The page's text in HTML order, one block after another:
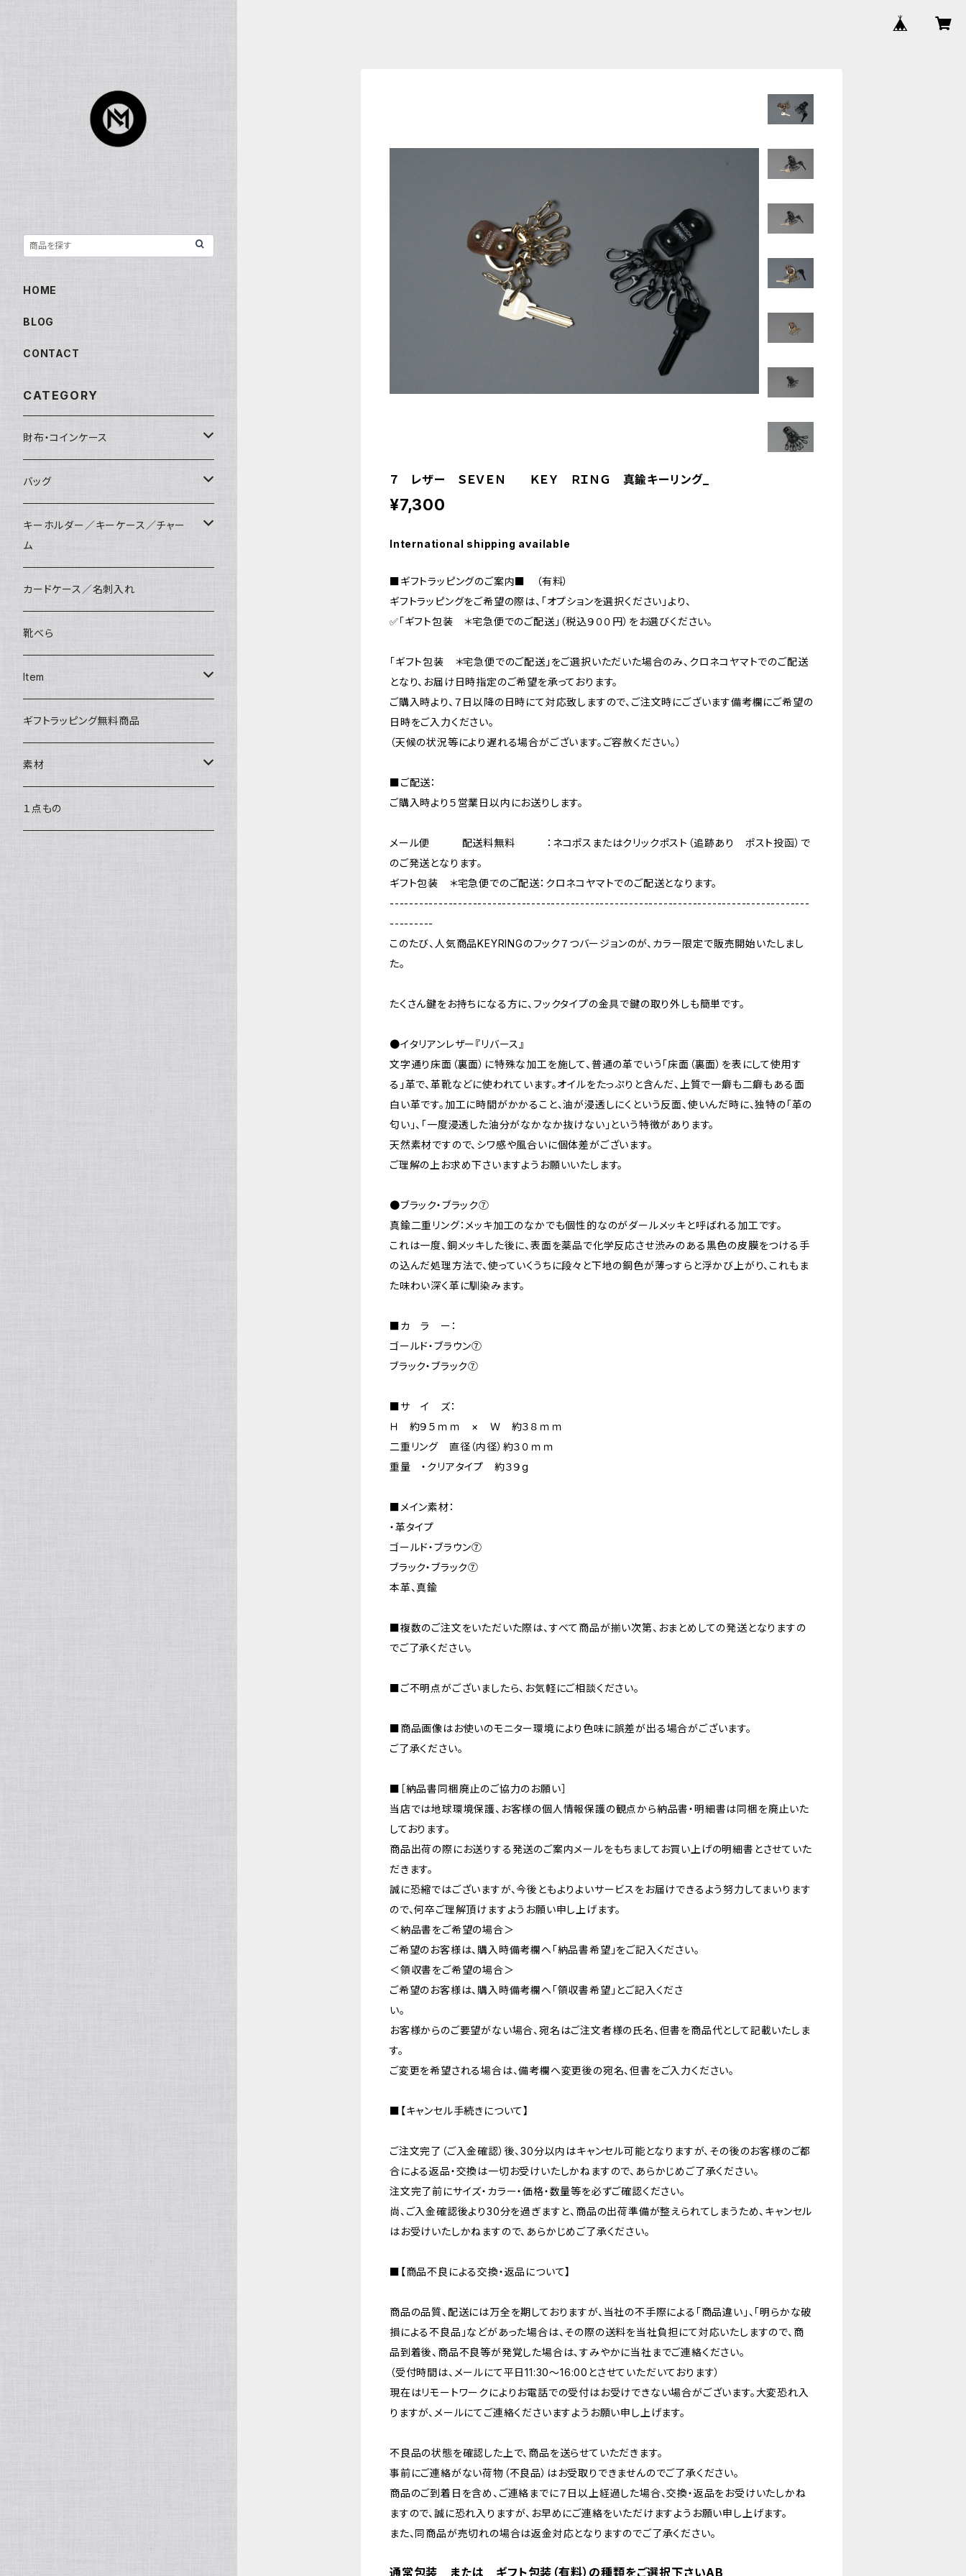
７ レザー ＳＥＶＥＮ ＫＥＹ ＲＩＮＧ 真鍮キーリング_
¥7,300
International shipping available
■ギフトラッピングのご案内■ （有料）
ギフトラッピングをご希望の際は、「オプションを選択ください」より、
✅「ギフト包装 ＊宅急便でのご配送」（税込９００円）をお選びください。
「ギフト包装 ＊宅急便でのご配送」をご選択いただいた場合のみ、クロネコヤマトでのご配送
となり、お届け日時指定のご希望を承っております。
ご購入時より、７日以降の日時にて対応致しますので、ご注文時にございます備考欄にご希望の
日時をご入力ください。
（天候の状況等により遅れる場合がございます。ご容赦ください。）
■ご配送：
ご購入時より５営業日以内にお送りします。
メール便 配送料無料 ：ネコポスまたはクリックポスト（追跡あり ポスト投函）で
のご発送となります。
ギフト包装 ＊宅急便でのご配送：クロネコヤマトでのご配送となります。
--------------------------------------------------------------------------------------
---------
このたび、人気商品KEYRINGのフック７つバージョンのが、カラー限定で販売開始いたしまし
た。
たくさん鍵をお持ちになる方に、フックタイプの金具で鍵の取り外しも簡単です。
●イタリアンレザー『リバース』
文字通り床面（裏面）に特殊な加工を施して、普通の革でいう「床面（裏面）を表にして使用す
る」革で、革靴などに使われています。オイルをたっぷりと含んだ、上質で一癖も二癖もある面
白い革です。加工に時間がかかること、油が浸透しにくという反面、使いんだ時に、独特の「革の
匂い」、「一度浸透した油分がなかなか抜けない」という特徴があります。
天然素材ですので、シワ感や風合いに個体差がございます。
ご理解の上お求め下さいますようお願いいたします。
●ブラック・ブラック⑦
真鍮二重リング：メッキ加工のなかでも個性的なのがダールメッキと呼ばれる加工です。
これは一度、銅メッキした後に、表面を薬品で化学反応させ渋みのある黒色の皮膜をつける手
の込んだ処理方法で、使っていくうちに段々と下地の銅色が薄っすらと浮かび上がり、これもま
た味わい深く革に馴染みます。
■カ ラ ー：
ゴールド・ブラウン⑦
ブラック・ブラック⑦
■サ イ ズ：
Ｈ 約９５ｍｍ × Ｗ 約３８ｍｍ
二重リング 直径（内径）約３０ｍｍ
重量 ・クリアタイプ 約３９g
■メイン素材：
・革タイプ
ゴールド・ブラウン⑦
ブラック・ブラック⑦
本革、真鍮
■複数のご注文をいただいた際は、すべて商品が揃い次第、おまとめしての発送となりますの
でご了承ください。
■ご不明点がございましたら、お気軽にご相談ください。
■商品画像はお使いのモニター環境により色味に誤差が出る場合がございます。
ご了承ください。
■［納品書同梱廃止のご協力のお願い］
当店では地球環境保護、お客様の個人情報保護の観点から納品書・明細書は同梱を廃止いた
しております。
商品出荷の際にお送りする発送のご案内メールをもちましてお買い上げの明細書とさせていた
だきます。
誠に恐縮ではございますが、今後ともよりよいサービスをお届けできるよう努力してまいります
ので、何卒ご理解頂けますようお願い申し上げます。
＜納品書をご希望の場合＞
ご希望のお客様は、購入時備考欄へ「納品書希望」をご記入ください。
＜領収書をご希望の場合＞
ご希望のお客様は、購入時備考欄へ「領収書希望」とご記入くださ
い。
お客様からのご要望がない場合、宛名はご注文者様の氏名、但書を商品代として記載いたしま
す。
ご変更を希望される場合は、備考欄へ変更後の宛名、但書をご入力ください。
■【キャンセル手続きについて】
ご注文完了（ご入金確認）後、30分以内はキャンセル可能となりますが、その後のお客様のご都
合による返品・交換は一切お受けいたしかねますので、あらかじめご了承ください。
注文完了前にサイズ・カラー・価格・数量等を必ずご確認ください。
尚、ご入金確認後より30分を過ぎますと、商品の出荷準備が整えられてしまうため、キャンセル
はお受けいたしかねますので、あらかじめご了承ください。
■【商品不良による交換・返品について】
商品の品質、配送には万全を期しておりますが、当社の不手際による「商品違い」、「明らかな破
損による不良品」などがあった場合は、その際の送料を当社負担にて対応いたしますので、商
品到着後、商品不良等が発覚した場合は、すみやかに当社までご連絡ください。
（受付時間は、メールにて平日11:30〜16:00とさせていただいております）
現在はリモートワークによりお電話での受付はお受けできない場合がございます。大変恐れ入
りますが、メールにてご連絡くださいますようお願い申し上げます。
不良品の状態を確認した上で、商品を送らせていただきます。
事前にご連絡がない荷物（不良品）はお受取りできませんのでご了承ください。
商品のご到着日を含め、ご連絡までに７日以上経過した場合、交換・返品をお受けいたしかね
ますので、誠に恐れ入りますが、お早めにご連絡をいただけますようお願い申し上げます。
また、同商品が売切れの場合は返金対応となりますのでご了承ください。
通常包装 または ギフト包装（有料）の種類をご選択下さいAB
HOME
BLOG
CONTACT
CATEGORY
財布・コインケース
コンパクト財布
長財布
マペン
薄財布
タシュイー
コインケース
ディバ
ダイアパース
タシュイー
ダブルフラップ
コインキャッチ
バッグ
サコッシュ
巾着バッグ
ショルダーバッグ
トートバッグ
チェーンバッグ
キーホルダー／キーケース／チャー
ム
パッチン キーリング
ダルマキーリング
３つ折りキーケース
リールキーケース
キーリング
キーキャップ
カードケース／名刺入れ
靴べら
Item
リップケース
ティッシュポーチ
AirPods ケース
ギフトラッピング無料商品
素材
サドルプルアップレザー
１点もの